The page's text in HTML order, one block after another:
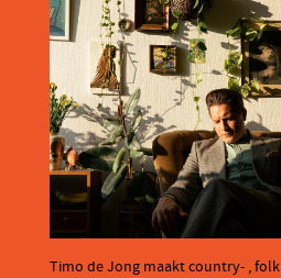
Timo de Jong maakt country- ,